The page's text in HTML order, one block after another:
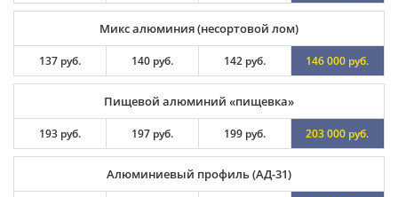
Микс алюминия (несортовой лом)
137 руб. 140 руб. 142 руб. 146 000 руб.
Пищевой алюминий «пищевка»
193 руб. 197 руб. 199 руб. 203 000 руб.
Алюминиевый профиль (АД-31)